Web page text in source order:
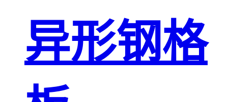
异形钢格